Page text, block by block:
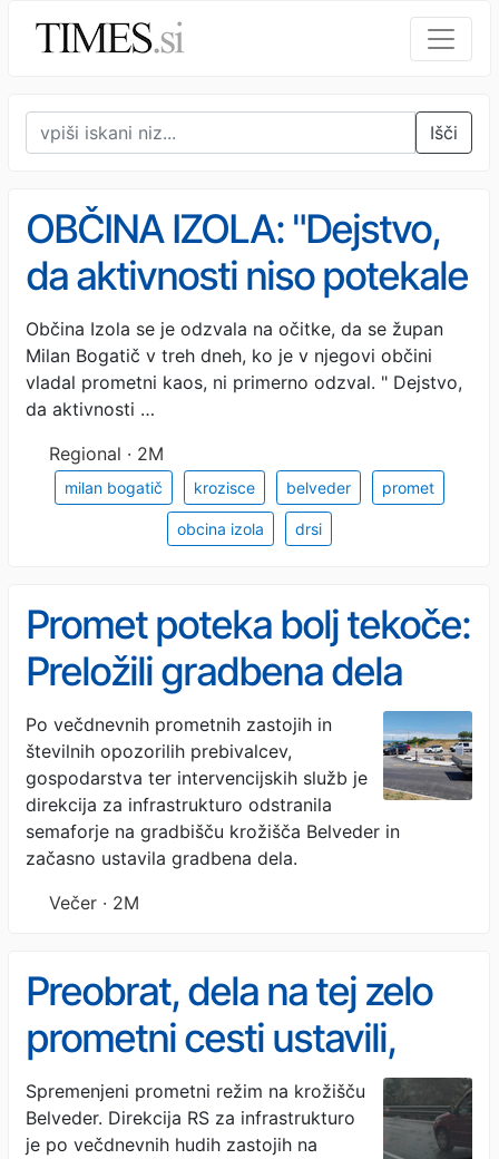
Išči
OBČINA IZOLA: "Dejstvo,
da aktivnosti niso potekale
pred kamerami, še ne
pomeni, da jih ni bilo"
Občina Izola se je odzvala na očitke, da se župan
Milan Bogatič v treh dneh, ko je v njegovi občini
vladal prometni kaos, ni primerno odzval. " Dejstvo,
da aktivnosti …
Regional · 2M
milan bogatič krozisce belveder promet
obcina izola drsi
Promet poteka bolj tekoče:
Preložili gradbena dela
med Izolo in Piranom
Po večdnevnih prometnih zastojih in
številnih opozorilih prebivalcev,
gospodarstva ter intervencijskih služb je
direkcija za infrastrukturo odstranila
semaforje na gradbišču krožišča Belveder in
začasno ustavila gradbena dela.
Večer · 2M
Preobrat, dela na tej zelo
prometni cesti ustavili,
nadaljevali bodo jeseni
Spremenjeni prometni režim na krožišču
Belveder. Direkcija RS za infrastrukturo
je po večdnevnih hudih zastojih na